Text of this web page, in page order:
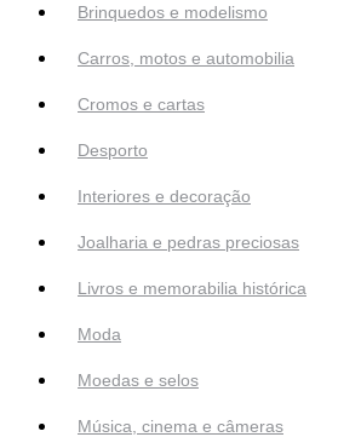
Brinquedos e modelismo
Carros, motos e automobilia
Cromos e cartas
Desporto
Interiores e decoração
Joalharia e pedras preciosas
Livros e memorabilia histórica
Moda
Moedas e selos
Música, cinema e câmeras